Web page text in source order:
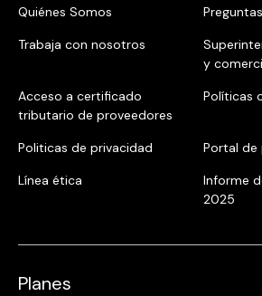
Quiénes Somos
Trabaja con nosotros
y
Acceso a certificado
tributario de proveedores
Políticas
Politicas de privacidad
Portal de
Línea ética
Informe
2025
Planes